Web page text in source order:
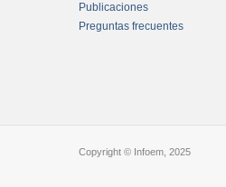
Publicaciones
Preguntas frecuentes
Copyright © Infoem, 2025